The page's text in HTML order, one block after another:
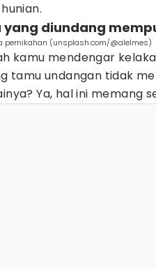
yang diundang
pernikahan (unsplash.com/@alelmes)
kamu mendengar
tamu undangan tidak
Ya, hal ini memang